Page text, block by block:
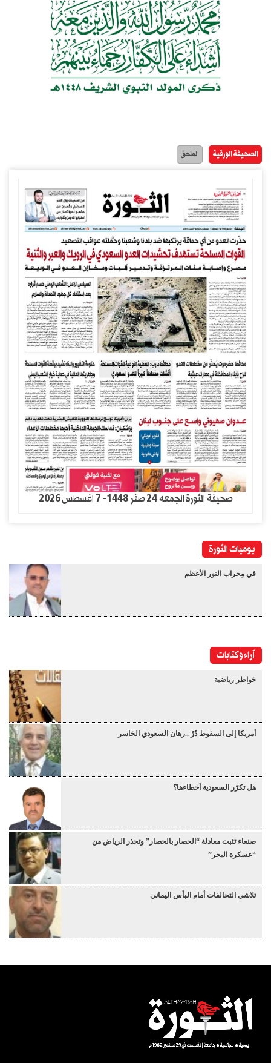
الصحيفة الورقية الملحق
صحيفة الثورة الجمعه 24 صفر 1448- 7 اغسطس 2026
يوميات الثورة
في مِحراب النور الأعظم
آراء وكتابات
خواطر رياضية
أمريكا إلى السقوط دُرْ ..رهان السعودي الخاسر
هل تكرّر السعودية أخطاءها؟
صنعاء تثبت معادلة “الحصار بالحصار” وتحذر الرياض من
“عسكرة البحر”
تلاشي التحالفات أمام البأس اليماني